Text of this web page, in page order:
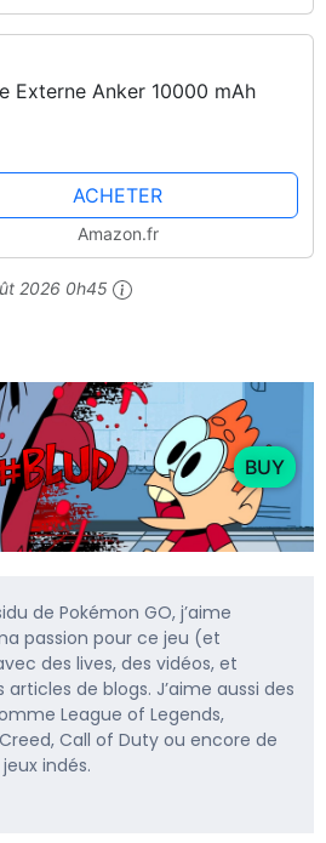
Externe Anker 10000 mAh
ACHETER
Amazon.fr
2026 0h45
BUY
de Pokémon GO, j’aime
passion pour ce jeu (et
des lives, des vidéos, et
articles de blogs. J’aime aussi des
League of Legends,
Creed, Call of Duty ou encore de
indés.